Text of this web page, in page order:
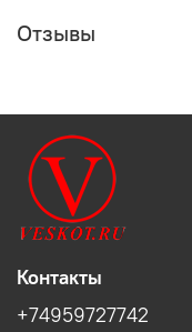
Отзывы
Контакты
+74959727742